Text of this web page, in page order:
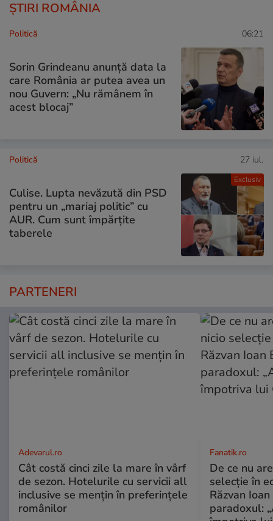
ȘTIRI ROMÂNIA
Politică 06:21
Sorin Grindeanu anunță data la
care România ar putea avea un
nou Guvern: „Nu rămânem în
acest blocaj”
Exclusiv
Politică 27 iul.
Culise. Lupta nevăzută din PSD
pentru un „mariaj politic” cu
AUR. Cum sunt împărțite
taberele
PARTENERI
Adevarul.ro
Cât costă cinci zile la mare în vârf
de sezon. Hotelurile cu servicii all
inclusive se mențin în preferințele
românilor
Fanatik.ro
De ce nu
selecție în
Răzvan
paradoxul: